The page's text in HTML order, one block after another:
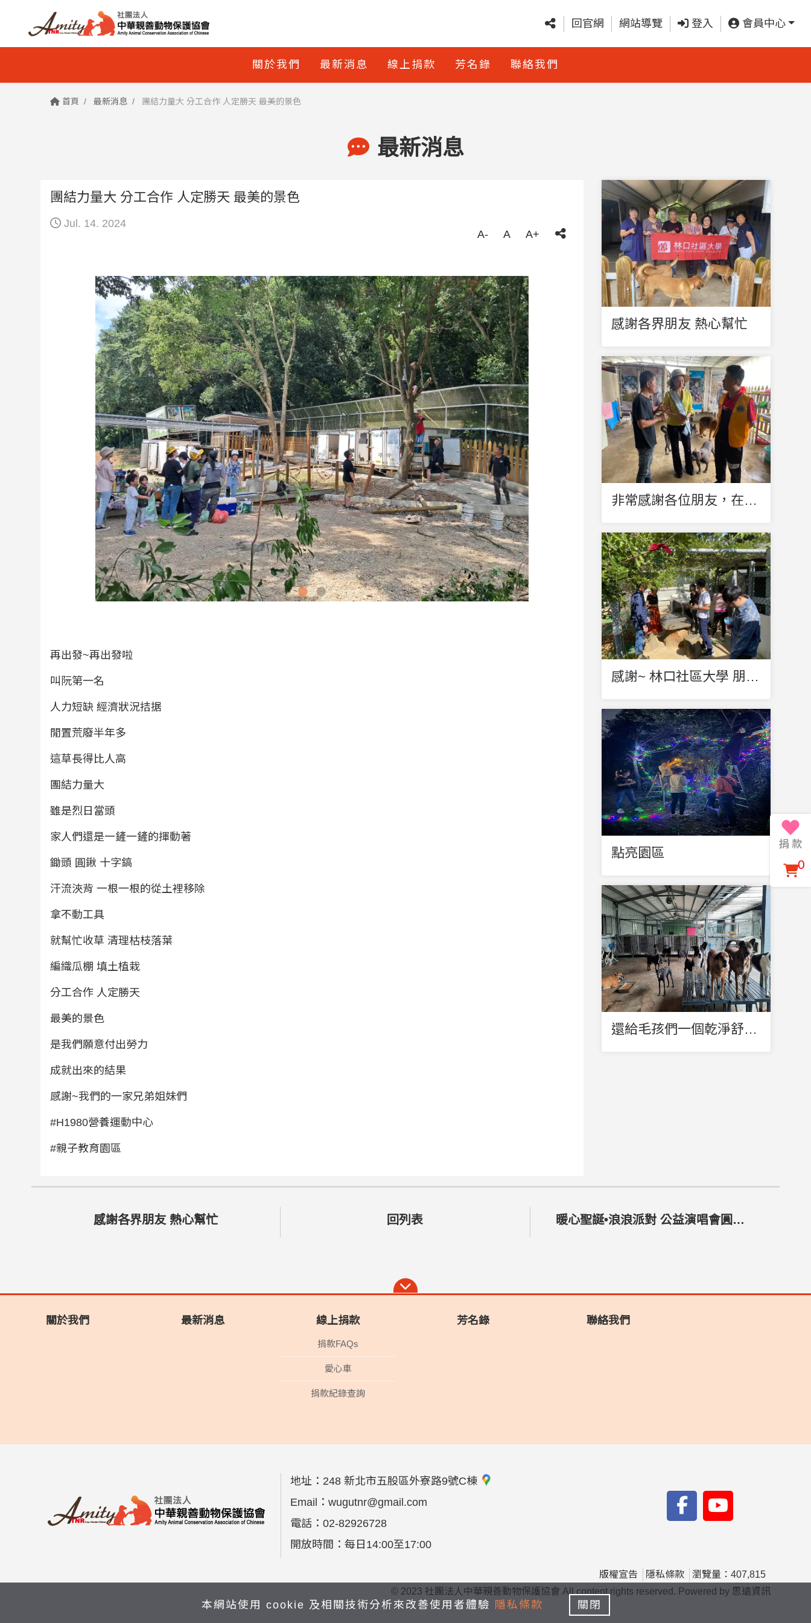
回官網 網站導覽 登入 會員中心
關於我們 最新消息 線上捐款 芳名錄 聯絡我們
首頁 最新消息 團結力量大 分工合作 人定勝天 最美的景色
最新消息
團結力量大 分工合作 人定勝天 最美的景色
Jul. 14. 2024
A-
A A+
再出發~再出發啦
叫阮第一名
人力短缺 經濟狀況拮据
閒置荒廢半年多
這草長得比人高
團結力量大
雖是烈日當頭
家人們還是一鏟一鏟的揮動著
鋤頭 圓鍬 十字鎬
汗流浹背 一根一根的從土裡移除
拿不動工具
就幫忙收草 清理枯枝落葉
編織瓜棚 填土植栽
分工合作 人定勝天
最美的景色
是我們願意付出勞力
成就出來的結果
感謝~我們的一家兄弟姐妹們
#H1980營養運動中心
#親子教育園區
感謝各界朋友 熱心幫忙
非常感謝各位朋友，在我們最艱難的時刻伸出援手協助
感謝~ 林口社區大學 朋友們 特別前來捐贈善心物資
點亮園區
還給毛孩們一個乾淨舒爽空間，讓牠們開心的 盡情的～奔跑吧 !!
感謝各界朋友 熱心幫忙 回列表 暖心聖誕•浪浪派對 公益演唱會圓滿成功
關於我們 最新消息 線上捐款
捐款FAQs
愛心車
捐款紀錄查詢
芳名錄 聯絡我們
地址： 248 新北市五股區外寮路9號C棟
Email：wugutnr@gmail.com
電話：02-82926728
開放時間：每日14:00至17:00
版權宣告 隱私條款
瀏覽量：407,815
© 2023 社團法人中華親善動物保護協會 All content rights reserved. Powered by 思遠資訊
0
本網站使用 cookie 及相關技術分析來改善使用者體驗 隱私條款 關閉